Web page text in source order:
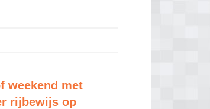
weekend met
rijbewijs op